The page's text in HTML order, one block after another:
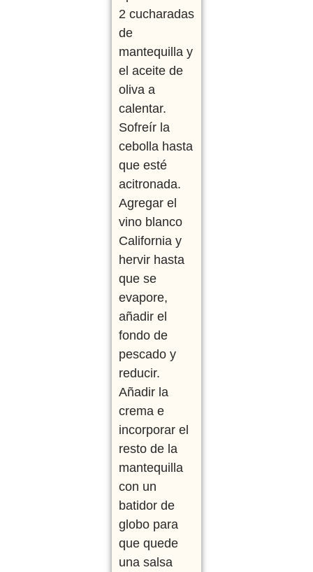
2 cucharadas
de
mantequilla y
el aceite de
oliva a
calentar.
Sofreír la
cebolla hasta
que esté
acitronada.
Agregar el
vino blanco
California y
hervir hasta
que se
evapore,
añadir el
fondo de
pescado y
reducir.
Añadir la
crema e
incorporar el
resto de la
mantequilla
con un
batidor de
globo para
que quede
una salsa